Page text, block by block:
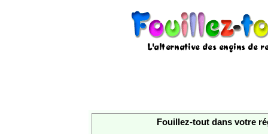
Fouillez-tout dans votre